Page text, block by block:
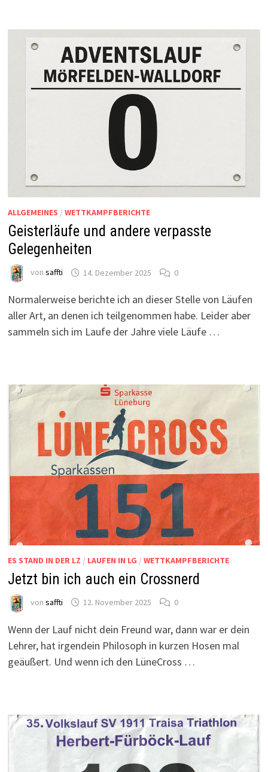
ALLGEMEINES / WETTKAMPFBERICHTE
Geisterläufe und andere verpasste
Gelegenheiten
von saffti 14. Dezember 2025 0
Normalerweise berichte ich an dieser Stelle von Läufen
aller Art, an denen ich teilgenommen habe. Leider aber
sammeln sich im Laufe der Jahre viele Läufe …
ES STAND IN DER LZ / LAUFEN IN LG / WETTKAMPFBERICHTE
Jetzt bin ich auch ein Crossnerd
von saffti 12. November 2025 0
Wenn der Lauf nicht dein Freund war, dann war er dein
Lehrer, hat irgendein Philosoph in kurzen Hosen mal
geäußert. Und wenn ich den LüneCross …